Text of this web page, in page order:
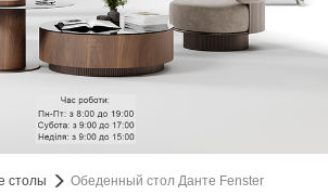
столы Обеденный стол Данте Fenster